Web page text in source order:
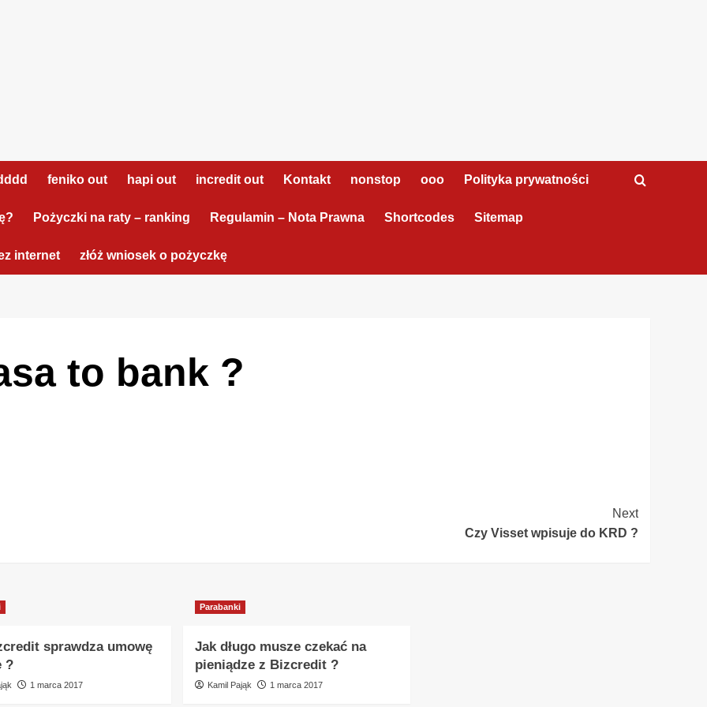
feniko out hapi out incredit out Kontakt nonstop ooo Polityka prywatności
Pożyczki na raty – ranking Regulamin – Nota Prawna Shortcodes Sitemap
internet złóż wniosek o pożyczkę
to bank ?
Next
Czy Visset wpisuje do KRD ?
sprawdza umowę
?
1 marca 2017
Parabanki
Jak długo musze czekać na
pieniądze z Bizcredit ?
Kamil Pająk 1 marca 2017